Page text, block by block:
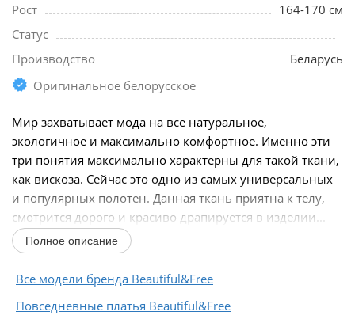
Рост
164-170 см
Статус
Производство
Беларусь
Оригинальное белорусское
Мир захватывает мода на все натуральное,
экологичное и максимально комфортное. Именно эти
три понятия максимально характерны для такой ткани,
как вискоза. Сейчас это одно из самых универсальных
и популярных полотен. Данная ткань приятна к телу,
смотрится дорого и красиво драпируется в изделии...
Полное описание
Все модели бренда Beautiful&Free
Повседневные платья Beautiful&Free